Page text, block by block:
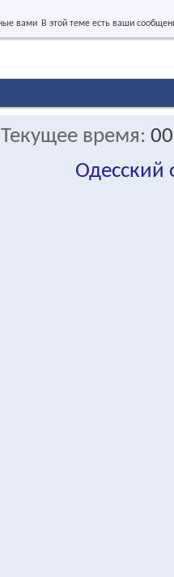
В этой теме есть ваши
Текущее время:
Одесский